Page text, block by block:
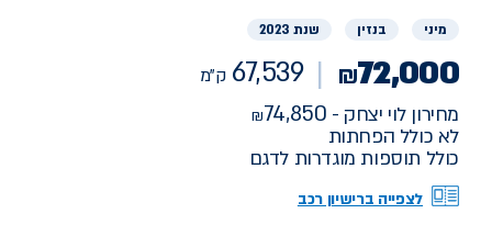
מיני בנזין שנת 2023
₪72,000
67,539 ק"מ
מחירון לוי יצחק - 74,850
לא כולל הפחתות
כולל תוספות מוגדרות לדגם
לצפייה ברישיון רכב